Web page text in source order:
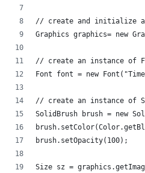
// create and initialize
Graphics graphics= new
// create an instance of
Font font = new
// create an instance of
SolidBrush brush = new
brush.setOpacity(100);
Size sz =